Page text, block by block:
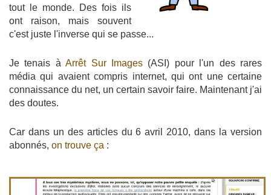
tout le monde. Des fois ils
ont raison, mais souvent
c'est juste l'inverse qui se passe...
Je tenais àArrêt Sur Images (ASI) pour l'un des rares
média qui avaient compris internet, qui ont une certaine
connaissance du net, un certain savoir faire. Maintenant j'ai
des doutes.
Car dans un des articles du 6 avril 2010, dans la version
abonnés, on trouve ça :